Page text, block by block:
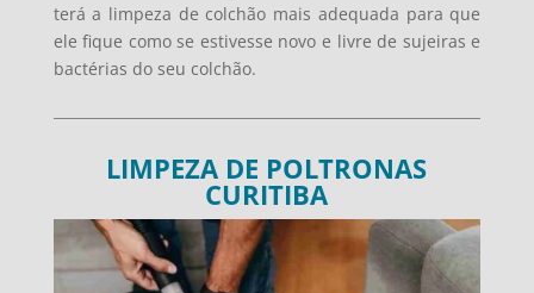
terá a limpeza de colchão mais adequada para que
ele fique como se estivesse novo e livre de sujeiras e
bactérias do seu colchão.
LIMPEZA DE POLTRONAS
CURITIBA